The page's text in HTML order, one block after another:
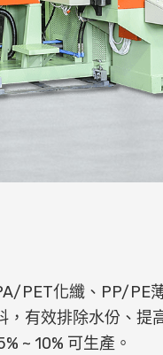
PET化纖、PP/PE
，有效排除水份、提
~ 10% 可生產。